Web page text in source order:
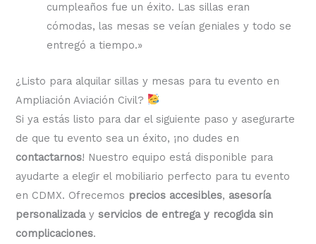
cumpleaños fue un éxito. Las sillas eran
cómodas, las mesas se veían geniales y todo se
entregó a tiempo.»
¿Listo para alquilar sillas y mesas para tu evento en
Ampliación Aviación Civil?
Si ya estás listo para dar el siguiente paso y asegurarte
de que tu evento sea un éxito, ¡no dudes en
contactarnos! Nuestro equipo está disponible para
ayudarte a elegir el mobiliario perfecto para tu evento
en CDMX. Ofrecemos precios accesibles, asesoría
personalizadayservicios de entrega y recogida sin
complicaciones.